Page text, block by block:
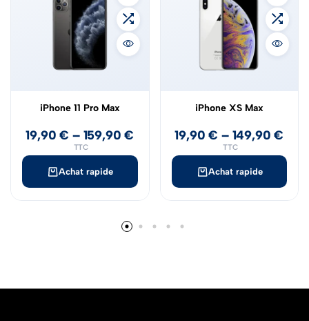
Achat rapide
iPhone 11 Pro Max
19,90€ – 159,90€
TTC
Achat rapide
iPhone XS Max
19,90€ – 149,90€
TTC